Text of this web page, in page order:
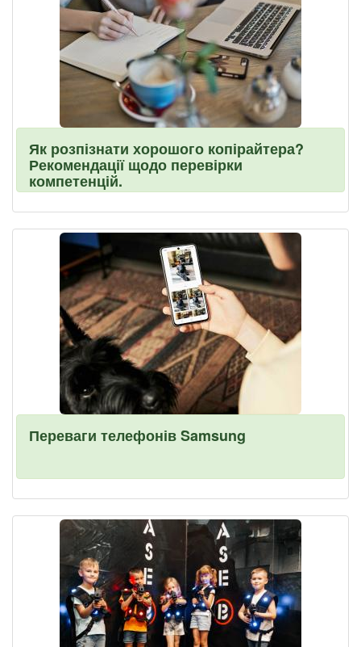
Як розпізнати хорошого копірайтера?
Рекомендації щодо перевірки
компетенцій.
Переваги телефонів Samsung